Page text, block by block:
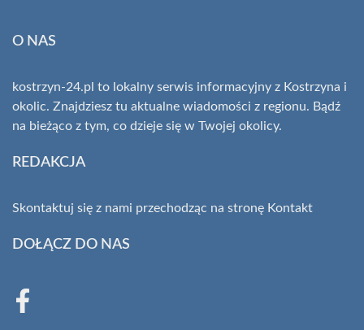
O NAS
kostrzyn-24.pl to lokalny serwis informacyjny z Kostrzyna i
okolic. Znajdziesz tu aktualne wiadomości z regionu. Bądź
na bieżąco z tym, co dzieje się w Twojej okolicy.
REDAKCJA
Skontaktuj się z nami przechodząc na stronę Kontakt
DOŁĄCZ DO NAS